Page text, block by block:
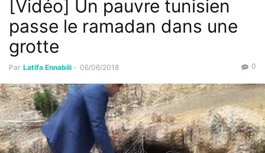
[Vidéo] Un pauvre tunisien
passe le ramadan dans une
grotte
Par Latifa Ennabili - 06/06/2018 0